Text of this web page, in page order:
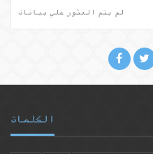
لم يتم العثور علي بيانات
الكلمات